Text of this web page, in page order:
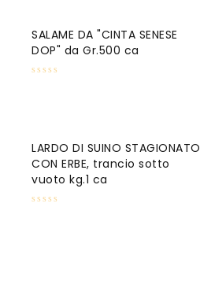
SALAME DA "CINTA SENESE
DOP" da Gr.500 ca
LARDO DI SUINO STAGIONATO
CON ERBE, trancio sotto
vuoto kg.1 ca